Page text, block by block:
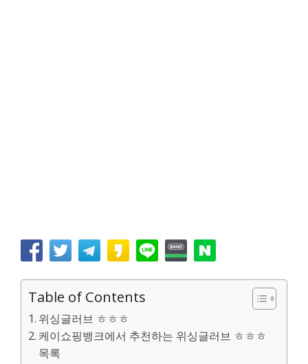
Table of Contents
위싱글러브 ㅎㅎㅎ
케이쇼핑뱅크에서 추천하는 위싱글러브 ㅎㅎㅎ
목록